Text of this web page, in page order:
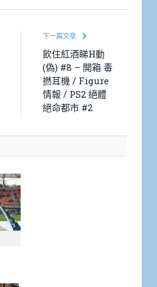
下一篇文章
飲住紅酒睇H動
(偽) #8 – 開箱 毒
撚耳機 / Figure
情報 / PS2 絕體
絕命都市 #2